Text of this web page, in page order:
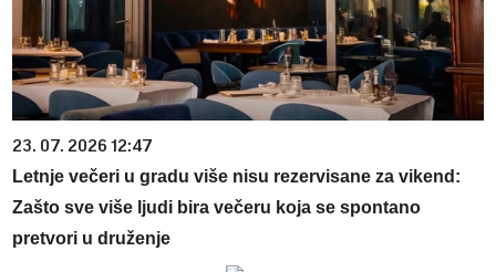
23. 07. 2026 12:47
Letnje večeri u gradu više nisu rezervisane za vikend:
Zašto sve više ljudi bira večeru koja se spontano
pretvori u druženje